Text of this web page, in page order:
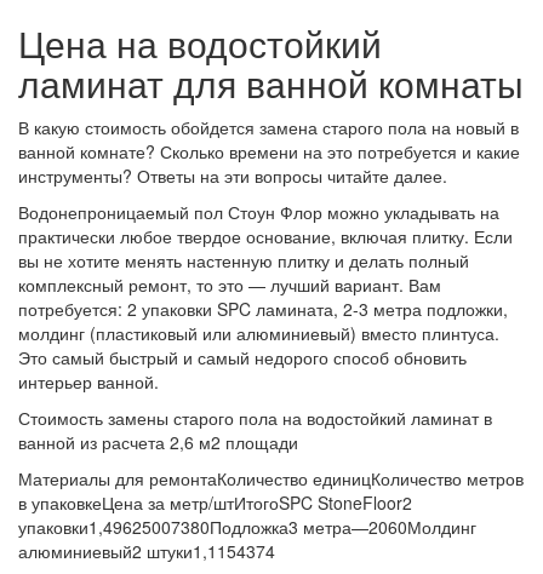
Цена на водостойкий
ламинат для ванной комнаты
В какую стоимость обойдется замена старого пола на новый в
ванной комнате? Сколько времени на это потребуется и какие
инструменты? Ответы на эти вопросы читайте далее.
Водонепроницаемый пол Стоун Флор можно укладывать на
практически любое твердое основание, включая плитку. Если
вы не хотите менять настенную плитку и делать полный
комплексный ремонт, то это — лучший вариант. Вам
потребуется: 2 упаковки SPC ламината, 2-3 метра подложки,
молдинг (пластиковый или алюминиевый) вместо плинтуса.
Это самый быстрый и самый недорого способ обновить
интерьер ванной.
Стоимость замены старого пола на водостойкий ламинат в
ванной из расчета 2,6 м2 площади
Материалы для ремонтаКоличество единицКоличество метров
в упаковкеЦена за метр/штИтогоSPC StoneFloor2
упаковки1,49625007380Подложка3 метра—2060Молдинг
алюминиевый2 штуки1,1154374